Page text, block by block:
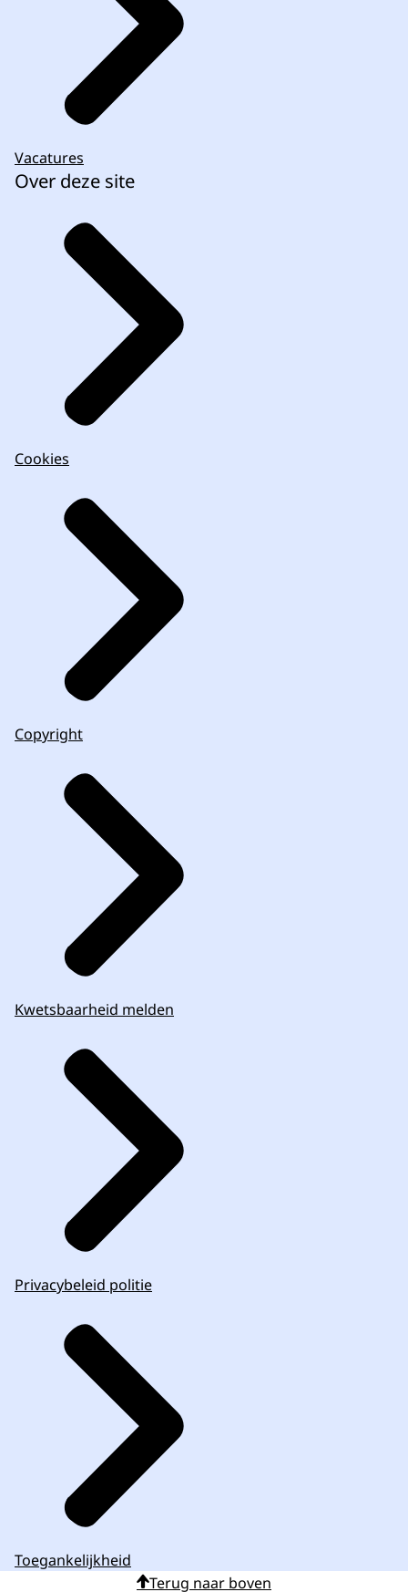
Vacatures
Over deze site
Cookies
Copyright
Kwetsbaarheid melden
Privacybeleid politie
Toegankelijkheid
Terug naar boven